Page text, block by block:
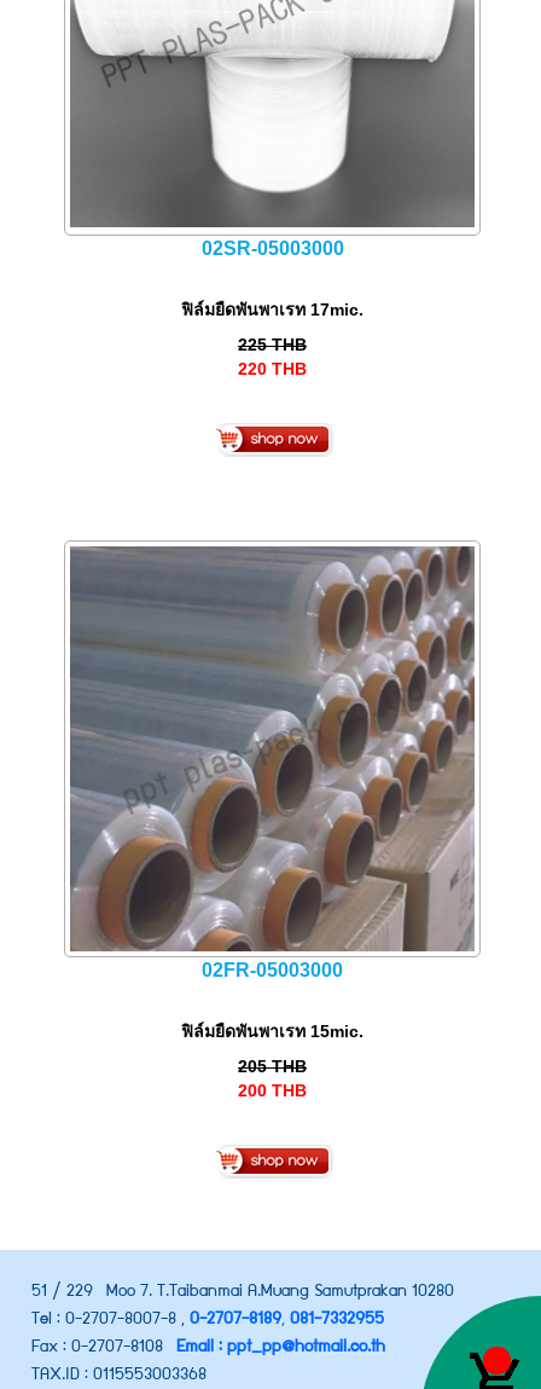
02SR-05003000
ฟิล์มยืดพันพาเรท 17mic.
225 THB
220 THB
02FR-05003000
ฟิล์มยืดพันพาเรท 15mic.
205 THB
200 THB
51 / 229 Moo 7. T.Taibanmai A.Muang Samutprakan 10280
Tel : 0-2707-8007-8 , 0-2707-8189, 081-7332955
Fax : 0-2707-8108
Email : ppt_pp@hotmail.co.th
TAX.ID : 0115553003368